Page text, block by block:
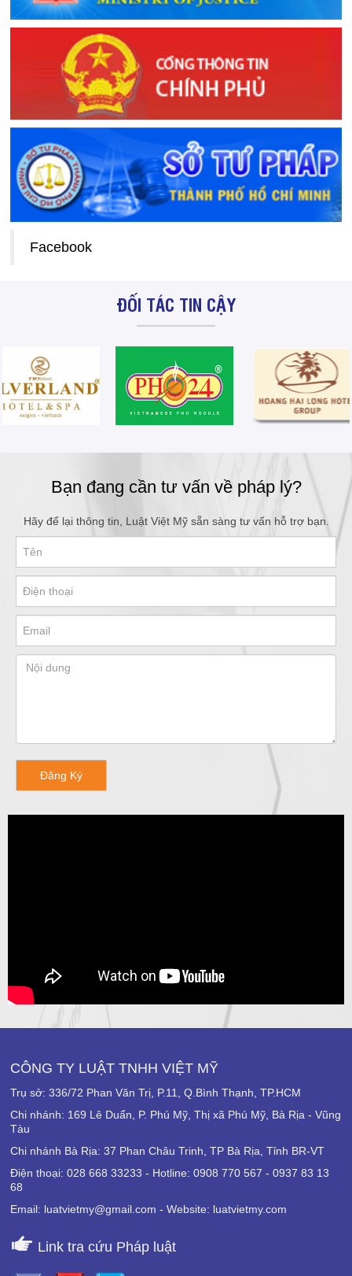
Facebook
ĐỐI TÁC TIN CẬY
Bạn đang cần tư vấn về pháp lý?
Hãy để lại thông tin, Luật Việt Mỹ sẵn sàng tư vấn hỗ trợ bạn.
Đăng Ký
CÔNG TY LUẬT TNHH VIỆT MỸ
Trụ sở: 336/72 Phan Văn Trị, P.11, Q.Bình Thạnh, TP.HCM
Chi nhánh: 169 Lê Duẩn, P. Phú Mỹ, Thị xã Phú Mỹ, Bà Rịa - Vũng
Tàu
Chi nhánh Bà Rịa: 37 Phan Châu Trinh, TP Bà Rịa, Tỉnh BR-VT
Điện thoại: 028 668 33233 - Hotline: 0908 770 567 - 0937 83 13
68
Email: luatvietmy@gmail.com - Website: luatvietmy.com
Link tra cứu Pháp luật